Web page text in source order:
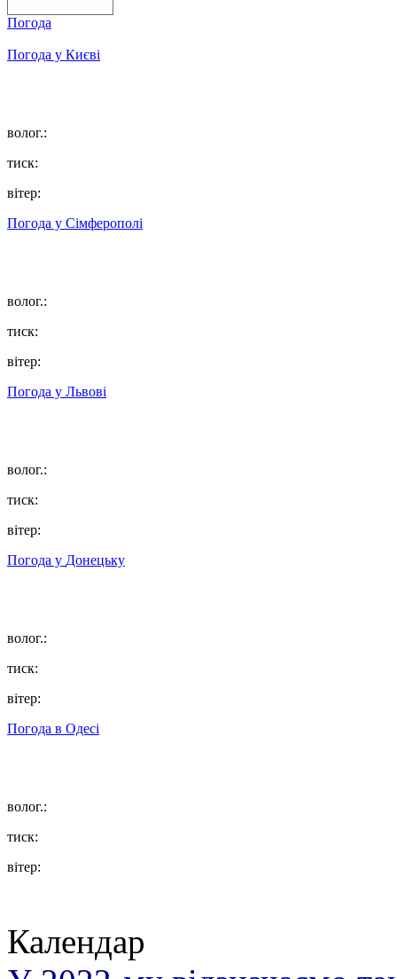
Погода
Погода у Києві
волог.:
тиск:
вітер:
Погода у Сімферополі
волог.:
тиск:
вітер:
Погода у Львові
волог.:
тиск:
вітер:
Погода у Донецьку
волог.:
тиск:
вітер:
Погода в Одесі
волог.:
тиск:
вітер:
Календар